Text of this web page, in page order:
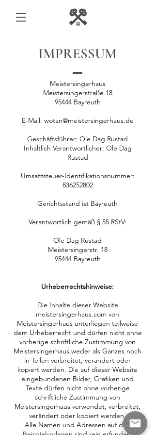
IMPRESSUM
Meistersingerhaus
Meistersingerstraße 18
95444 Bayreuth
E-Mail: wotan@meistersingerhaus.de
Geschäftsführer: Ole Dag Rustad
Inhaltlich Verantwortlicher: Ole Dag
Rustad
Umsatzsteuer-Identifikationsnummer:
836252802
Gerichtsstand ist Bayreuth
Verantwortlich gemäß § 55 RStV:
Ole Dag Rustad
Meistersingerstr. 18
95444 Bayreuth
Urheberrechtshinweise:
Die Inhalte dieser Website
meistersingerhaus.com von
Meistersingerhaus unterliegen teilweise
dem Urheberrecht und dürfen nicht ohne
vorherige schriftliche Zustimmung von
Meistersingerhaus weder als Ganzes noch
in Teilen verbreitet, verändert oder
kopiert werden. Die auf dieser Website
eingebundenen Bilder, Grafiken und
Texte dürfen nicht ohne vorherige
schriftliche Zustimmung von
Meistersingerhaus verwendet, verbreitet,
verändert oder kopiert werden.
Alle Namen und Adressen auf den